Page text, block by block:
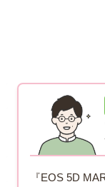
『EOS 5D